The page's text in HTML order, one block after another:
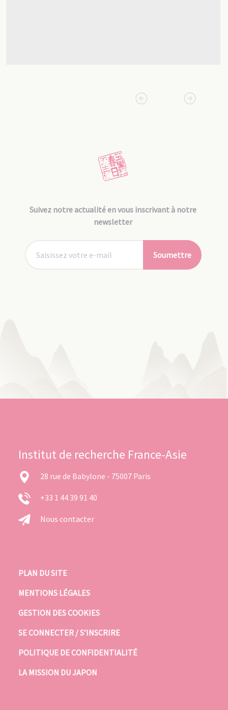
Suivez notre actualité en vous inscrivant à notre
newsletter
Soumettre
Institut de recherche France-Asie
28 rue de Babylone - 75007 Paris
+33 1 44 39 91 40
Nous contacter
PLAN DU SITE
MENTIONS LÉGALES
GESTION DES COOKIES
SE CONNECTER / S’INSCRIRE
POLITIQUE DE CONFIDENTIALITÉ
LA MISSION DU JAPON